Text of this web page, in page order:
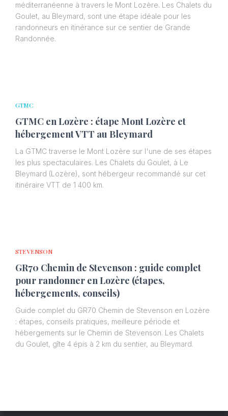
méditerranéenne à travers le Mont Lozère. Les Chalets du
Goulet, au Bleymard, sont une étape idéale pour les
randonneurs en itinérance sur ce sentier de Grande
Randonnée.
GTMC
GTMC en Lozère : étape Mont Lozère et
hébergement VTT au Bleymard
La GTMC traverse le Mont Lozère sur l'une de ses étapes
les plus spectaculaires. Les Chalets du Goulet, à Le
Bleymard (Lozère), sont hébergeur recommandé sur cet
itinéraire VTT de 1 400 km.
STEVENSON
GR70 Chemin de Stevenson : guide complet
pour randonner en Lozère (étapes,
hébergements, conseils)
Guide complet du GR70 Chemin de Stevenson en Lozère
: étapes, conseils pratiques, meilleure période et
hébergements sur le Chemin de Stevenson. Les Chalets
du Goulet, gîte 4 épis à 2 km du sentier, au Bleymard.